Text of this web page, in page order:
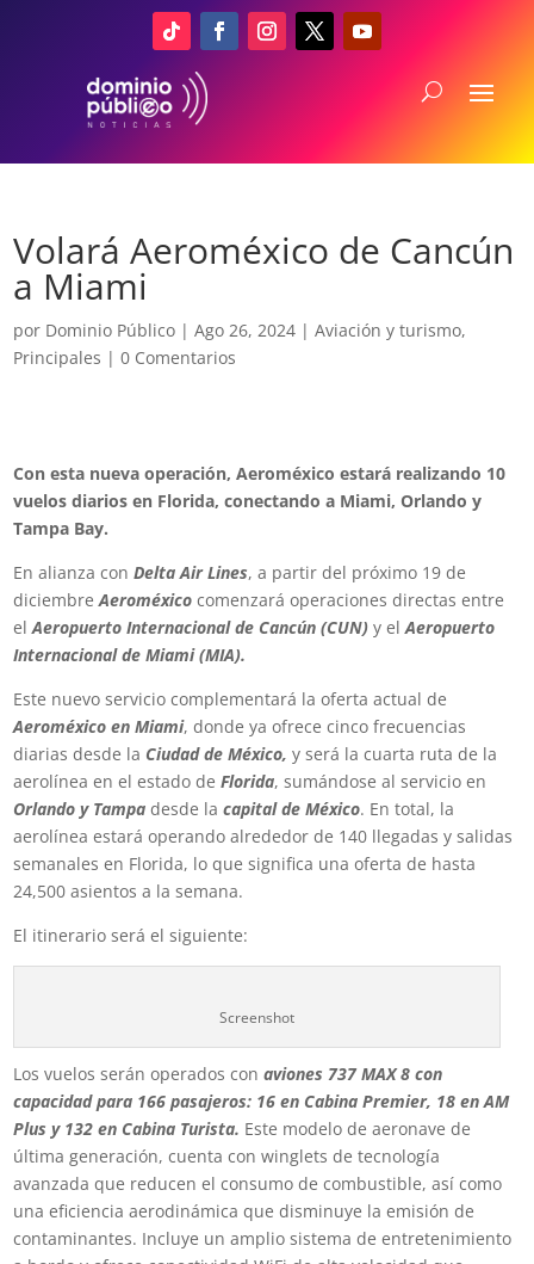
Volará Aeroméxico de Cancún
a Miami
por Dominio Público |Ago 26, 2024 |Aviación y turismo,
Principales |0 Comentarios
Con esta nueva operación, Aeroméxico estará realizando 10
vuelos diarios en Florida, conectando a Miami, Orlando y
Tampa Bay.
En alianza conDelta Air Lines, a partir del próximo 19 de
diciembreAeroméxico comenzará operaciones directas entre
elAeropuerto Internacional de Cancún (CUN) y elAeropuerto
Internacional de Miami (MIA).
Este nuevo servicio complementará la oferta actual de
Aeroméxico en Miami, donde ya ofrece cinco frecuencias
diarias desde la Ciudad de México, y será la cuarta ruta de la
aerolínea en el estado deFlorida, sumándose al servicio en
Orlando y Tampa desde lacapital de México. En total, la
aerolínea estará operando alrededor de 140 llegadas y salidas
semanales en Florida, lo que significa una oferta de hasta
24,500 asientos a la semana.
El itinerario será el siguiente:
Screenshot
Los vuelos serán operados conaviones 737 MAX 8 con
capacidad para 166 pasajeros: 16 en Cabina Premier, 18 en AM
Plus y 132 en Cabina Turista. Este modelo de aeronave de
última generación, cuenta con winglets de tecnología
avanzada que reducen el consumo de combustible, así como
una eficiencia aerodinámica que disminuye la emisión de
contaminantes. Incluye un amplio sistema de entretenimiento